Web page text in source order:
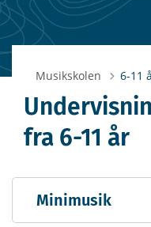
Musikskolen 6-11
fra 6-11 år
Minimusik